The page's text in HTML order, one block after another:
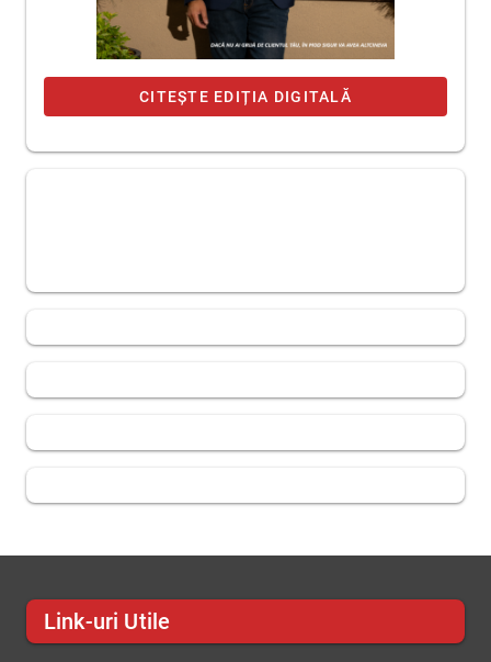
CITEȘTE EDIȚIA DIGITALĂ
Link-uri Utile